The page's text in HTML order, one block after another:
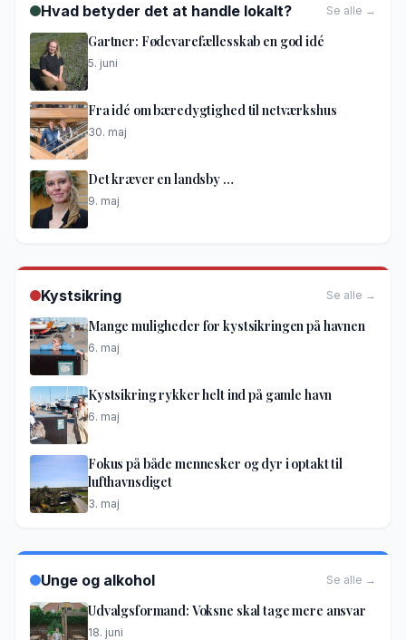
Hvad betyder det at handle lokalt? Se alle →
Gartner: Fødevarefællesskab en god idé
5. juni
Fra idé om bæredygtighed til netværkshus
30. maj
Det kræver en landsby …
9. maj
Kystsikring Se alle →
Mange muligheder for kystsikringen på havnen
6. maj
Kystsikring rykker helt ind på gamle havn
6. maj
Fokus på både mennesker og dyr i optakt til
lufthavnsdiget
3. maj
Unge og alkohol Se alle →
Udvalgsformand: Voksne skal tage mere ansvar
18. juni